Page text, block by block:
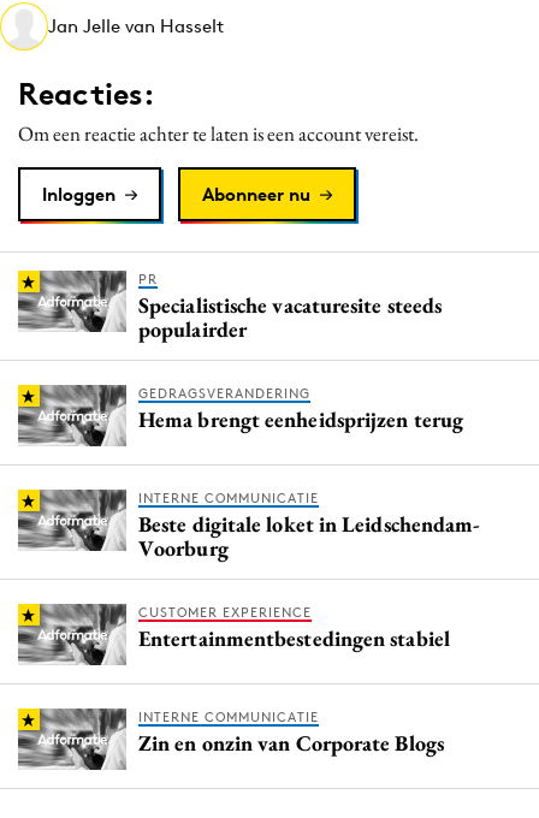
Martech
Media
Merkstrategie
PR
Purpose Marketing
Reputatie & crisis
Jan Jelle van Hasselt
Reacties:
Om een reactie achter te laten is een account vereist.
Inloggen Abonneer nu
PR
Specialistische vacaturesite steeds
populairder
GEDRAGSVERANDERING
Hema brengt eenheidsprijzen terug
INTERNE COMMUNICATIE
Beste digitale loket in Leidschendam-
Voorburg
CUSTOMER EXPERIENCE
Entertainmentbestedingen stabiel
INTERNE COMMUNICATIE
Zin en onzin van Corporate Blogs